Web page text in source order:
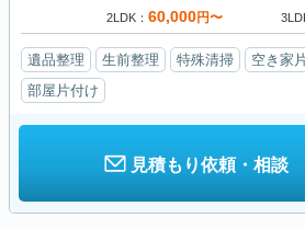
2LDK 60,000円〜
遺品整理 生前整理 特殊清掃 空き家
部屋片付け
見積もり依頼・相談